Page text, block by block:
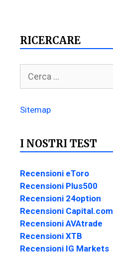
RICERCARE
Sitemap
I NOSTRI TEST
Recensioni eToro
Recensioni Plus500
Recensioni 24option
Recensioni Capital.com
Recensioni AVAtrade
Recensioni XTB
Recensioni IG Markets